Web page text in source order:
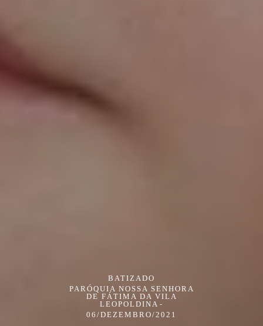
BATIZADO
PARÓQUIA NOSSA SENHORA
DE FÁTIMA DA VILA
LEOPOLDINA
06/DEZEMBRO/2021